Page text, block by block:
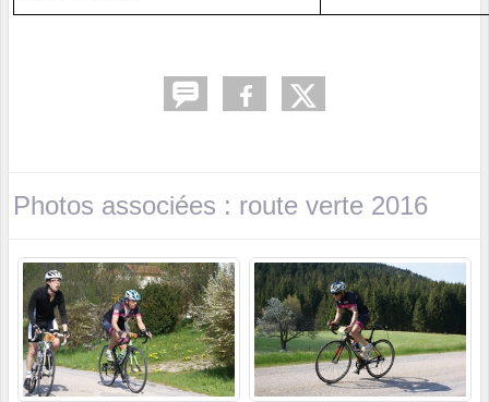
Photos associées : route verte 2016